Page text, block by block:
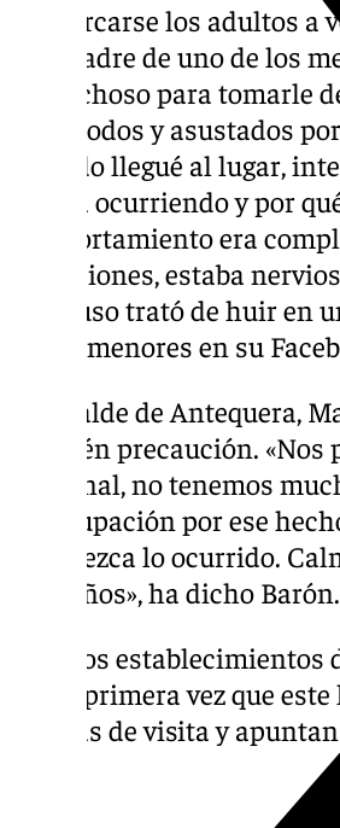
Al acercarse los adultos
y la madre de uno de los
sospechoso para tomarle
incómodos y asustados
Cuando llegué al lugar,
estaba ocurriendo y por
comportamiento era
intenciones, estaba
e incluso trató de huir en
de los menores en su
El alcalde de Antequera,
también precaución. «Nos
Nacional, no tenemos
preocupación por ese
esclarezca lo ocurrido.
pequeños», ha dicho Barón.
Algunos establecimientos
era la primera vez que
tarjetas de visita y